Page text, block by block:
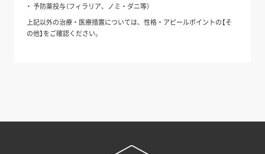
予防薬投与（フィラリア、ノミ・ダニ等）
上記以外の治療・医療措置については、性格・アピールポイントの【そ
の他】をご確認ください。